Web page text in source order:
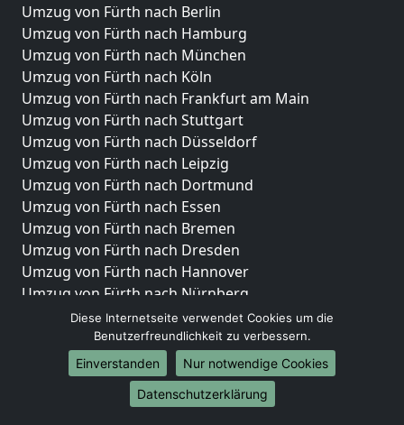
Umzug von Fürth nach Berlin
Umzug von Fürth nach Hamburg
Umzug von Fürth nach München
Umzug von Fürth nach Köln
Umzug von Fürth nach Frankfurt am Main
Umzug von Fürth nach Stuttgart
Umzug von Fürth nach Düsseldorf
Umzug von Fürth nach Leipzig
Umzug von Fürth nach Dortmund
Umzug von Fürth nach Essen
Umzug von Fürth nach Bremen
Umzug von Fürth nach Dresden
Umzug von Fürth nach Hannover
Umzug von Fürth nach Nürnberg
Umzug von Fürth nach Duisburg
Umzug von Fürth nach Bochum
Umzug von Fürth nach Wuppertal
Umzug von Fürth nach Bielefeld
Umzug von Fürth nach Bonn
Diese Internetseite verwendet Cookies um die
Benutzerfreundlichkeit zu verbessern.
Einverstanden
Nur notwendige Cookies
Datenschutzerklärung